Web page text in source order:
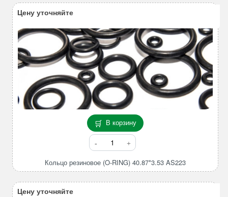
В корзину
Количество
товара
Кольцо
резиновое
(O-
Кольцо резиновое (O-RING) 40.87*3.53 AS223
Цену уточняйте
Цену уточняйте